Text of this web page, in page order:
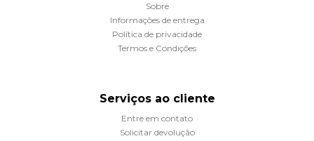
Sobre
Informações de entrega
Política de privacidade
Termos e Condições
Serviços ao cliente
Entre em contato
Solicitar devolução